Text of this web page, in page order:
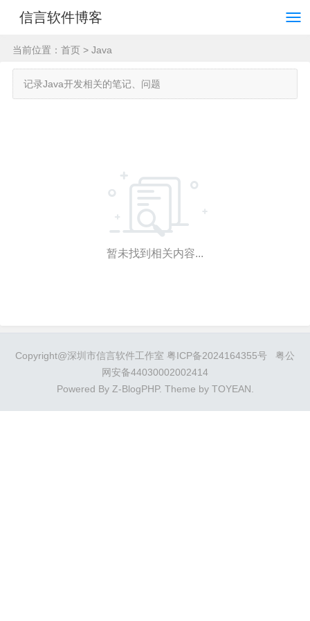
信言软件博客
当前位置： 首页 > Java
记录Java开发相关的笔记、问题
暂未找到相关内容...
Copyright@深圳市信言软件工作室 粤ICP备2024164355号
粤公
网安备44030002002414
Powered By Z-BlogPHP. Theme by TOYEAN